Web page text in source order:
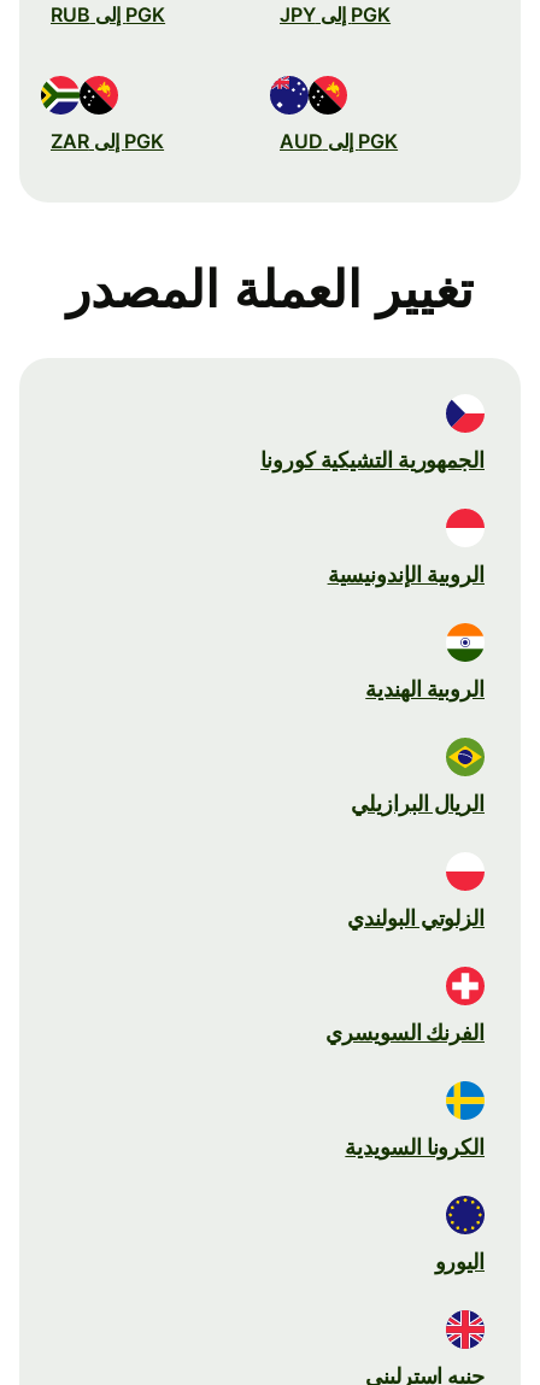
PGK إلى JPY PGK إلى RUB
PGK إلى AUD PGK إلى ZAR
تغيير العملة المصدر
الجمهورية التشيكية كورونا
الروبية الإندونيسية
الروبية الهندية
الريال البرازيلي
الزلوتي البولندي
الفرنك السويسري
الكرونا السويدية
اليورو
جنيه استرليني